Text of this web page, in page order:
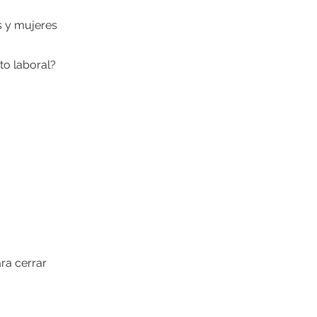
y mujeres
laboral?
cerrar